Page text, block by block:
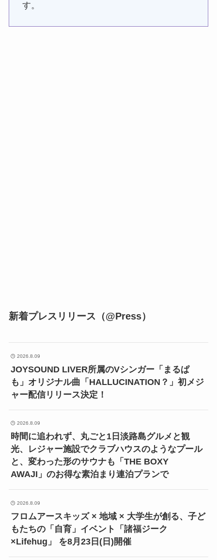
す。
新着プレスリリース（@Press）
2026.8.09
JOYSOUND LIVER所属のVシンガー「まるぱ
も」オリジナル曲「HALLUCINATION？」初メジ
ャー配信リリース決定！
2026.8.09
時間に追われず、丸ごと1日淡路島グルメと観
光、レジャー施設でクラブハウスのようなプール
と、変わった形のサウナも「THE BOXY
AWAJI」のお得な素泊まり連泊プランで
2026.8.09
フロムアースキッズ × 地域 × 大学生が創る、子ど
もたちの「自育」イベント「諸福ジーク
×Lifehug」 を8月23日(日)開催